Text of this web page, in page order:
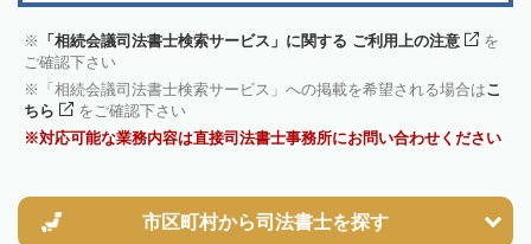
「相続会議司法書士検索サービス」に関する ご利用上の注意
を
ご確認下さい
「相続会議司法書士検索サービス」への掲載を希望される場合はこ
ちら
をご確認下さい
対応可能な業務内容は直接司法書士事務所にお問い合わせください
市区町村から司法書士を探す